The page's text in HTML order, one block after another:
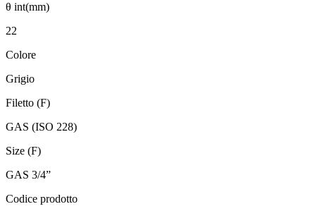
θ int(mm)
22
Colore
Grigio
Filetto (F)
GAS (ISO 228)
Size (F)
GAS 3/4”
Codice prodotto